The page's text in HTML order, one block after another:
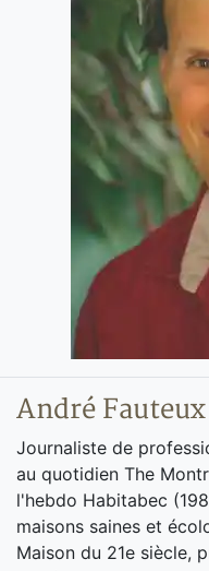
André Fauteux
Journaliste de
au quotidien The
l'hebdo Habitabec
maisons saines et
Maison du 21e siècle,